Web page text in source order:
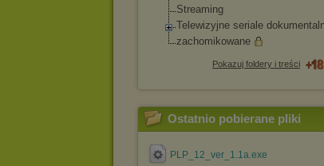
Streaming
Telewizyjne seriale
zachomikowane
Pokazuj foldery i treści
Ostatnio pobierane pliki
PLP_12_ver_1.1a.exe